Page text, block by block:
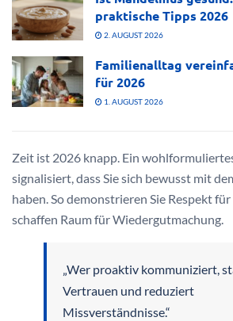
praktische Tipps 2026
2. AUGUST 2026
Familienalltag
für 2026
1. AUGUST 2026
Zeit ist 2026 knapp. Ein
signalisiert, dass Sie sich bewusst mit
haben. So demonstrieren Sie Respekt
schaffen Raum für Wiedergutmachung.
„Wer proaktiv kommuniziert,
Vertrauen und reduziert
Missverständnisse.“